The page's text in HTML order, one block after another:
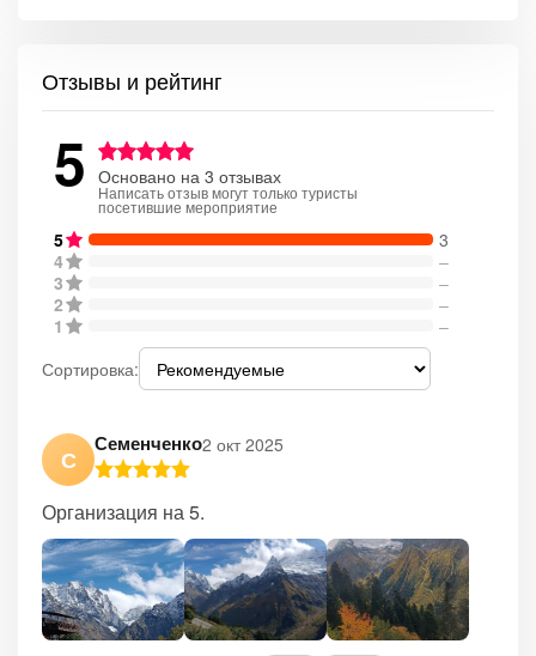
Отзывы и рейтинг
5 Основано на 3 отзывах
Написать отзыв могут только туристы
посетившие мероприятие
5
3
4
–
3
–
2
–
1
–
Сортировка:
С
Семенченко2 окт 2025
Организация на 5.